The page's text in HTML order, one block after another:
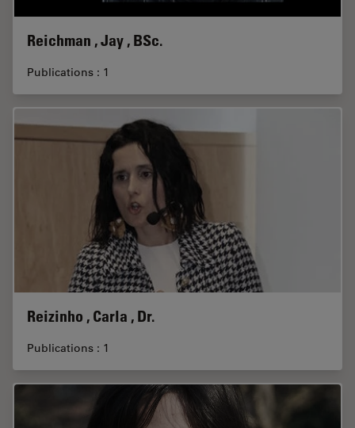
Reichman , Jay , BSc.
Publications : 1
Reizinho , Carla , Dr.
Publications : 1